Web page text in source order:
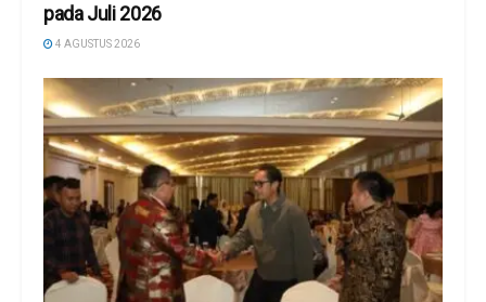
pada Juli 2026
4 AGUSTUS 2026